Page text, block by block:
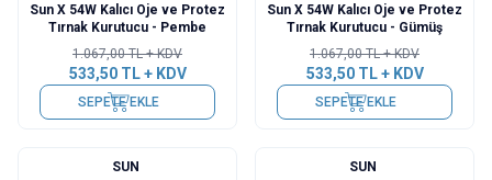
Sun X 54W Kalıcı Oje ve Protez
Tırnak Kurutucu - Pembe
1.067,00TL + KDV
533,50TL + KDV
SEPETE EKLE
Sun X 54W Kalıcı Oje ve Protez
Tırnak Kurutucu - Gümüş
1.067,00TL + KDV
533,50TL + KDV
SEPETE EKLE
SUN
SUN